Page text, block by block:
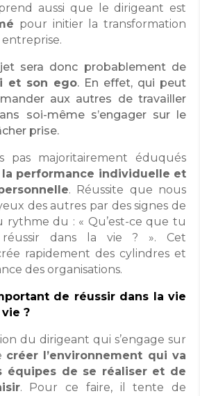
aussi que le dirigeant est
pour initier la transformation
sera donc probablement de
et son ego. En effet, qui peut
aux autres de travailler
soi-même s’engager sur le
prise.
pas majoritairement éduqués
la performance individuelle et
. Réussite que nous
des autres par des signes de
rythme du : « Qu’est-ce que tu
dans la vie ? ». Cet
rapidement des cylindres et
des organisations.
de réussir dans la vie
?
du dirigeant qui s’engage sur
créer l’environnement qui va
équipes de se réaliser et de
. Pour ce faire, il tente de